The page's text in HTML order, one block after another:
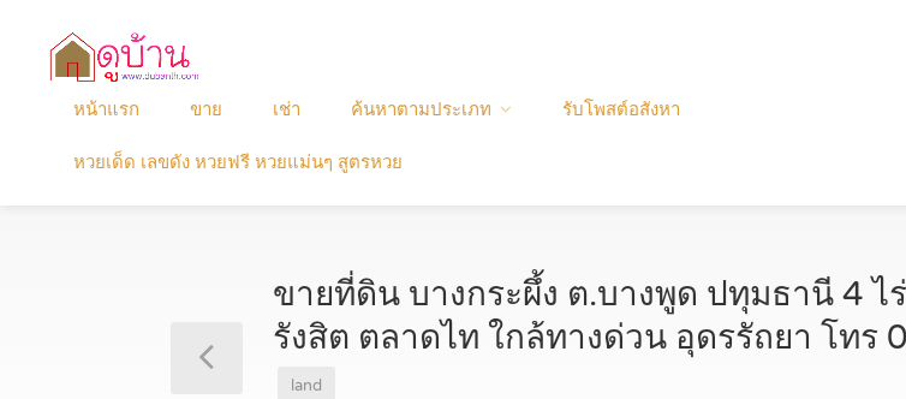
หน้าแรก ขาย เช่า ค้นหาตามประเภท รับโพสต์อสังหา
หวยเด็ด เลขดัง หวยฟรี หวยแม่นๆ สูตรหวย
ขายที่ดิน บางกระผึ้ง ต.บางพูด ปทุมธานี 4 ไ
รังสิต ตลาดไท ใกล้ทางด่วน อุดรรัถยา โทร
land